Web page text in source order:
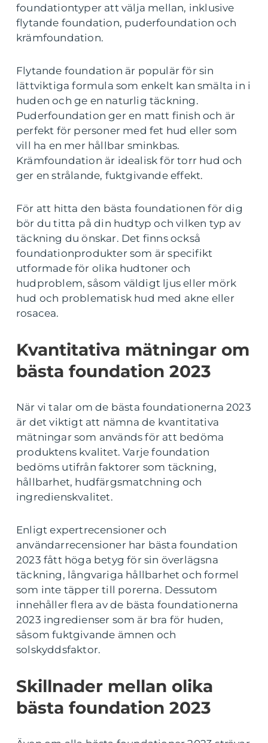
foundationtyper att välja mellan, inklusive
flytande foundation, puderfoundation och
krämfoundation.
Flytande foundation är populär för sin
lättviktiga formula som enkelt kan smälta in i
huden och ge en naturlig täckning.
Puderfoundation ger en matt finish och är
perfekt för personer med fet hud eller som
vill ha en mer hållbar sminkbas.
Krämfoundation är idealisk för torr hud och
ger en strålande, fuktgivande effekt.
För att hitta den bästa foundationen för dig
bör du titta på din hudtyp och vilken typ av
täckning du önskar. Det finns också
foundationprodukter som är specifikt
utformade för olika hudtoner och
hudproblem, såsom väldigt ljus eller mörk
hud och problematisk hud med akne eller
rosacea.
Kvantitativa mätningar om
bästa foundation 2023
När vi talar om de bästa foundationerna 2023
är det viktigt att nämna de kvantitativa
mätningar som används för att bedöma
produktens kvalitet. Varje foundation
bedöms utifrån faktorer som täckning,
hållbarhet, hudfärgsmatchning och
ingredienskvalitet.
Enligt expertrecensioner och
användarrecensioner har bästa foundation
2023 fått höga betyg för sin överlägsna
täckning, långvariga hållbarhet och formel
som inte täpper till porerna. Dessutom
innehåller flera av de bästa foundationerna
2023 ingredienser som är bra för huden,
såsom fuktgivande ämnen och
solskyddsfaktor.
Skillnader mellan olika
bästa foundation 2023